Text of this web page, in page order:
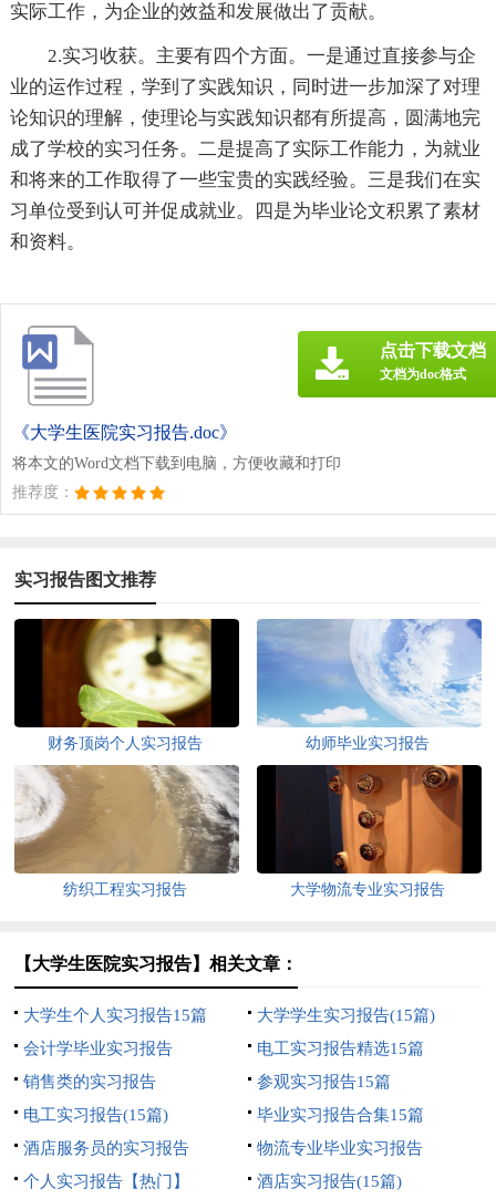
实际工作，为企业的效益和发展做出了贡献。
2.实习收获。主要有四个方面。一是通过直接参与企
业的运作过程，学到了实践知识，同时进一步加深了对理
论知识的理解，使理论与实践知识都有所提高，圆满地完
成了学校的实习任务。二是提高了实际工作能力，为就业
和将来的工作取得了一些宝贵的实践经验。三是我们在实
习单位受到认可并促成就业。四是为毕业论文积累了素材
和资料。
《大学生医院实习报告.doc》
将本文的Word文档下载到电脑，方便收藏和打印
推荐度：
点击下载文档
文档为doc格式
实习报告图文推荐
财务顶岗个人实习报告 幼师毕业实习报告
纺织工程实习报告 大学物流专业实习报告
【大学生医院实习报告】相关文章：
大学生个人实习报告15篇
大学学生实习报告(15篇)
会计学毕业实习报告
电工实习报告精选15篇
销售类的实习报告
参观实习报告15篇
电工实习报告(15篇)
毕业实习报告合集15篇
酒店服务员的实习报告
物流专业毕业实习报告
个人实习报告【热门】
酒店实习报告(15篇)